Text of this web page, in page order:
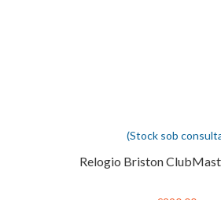
(Stock sob
Relogio Briston